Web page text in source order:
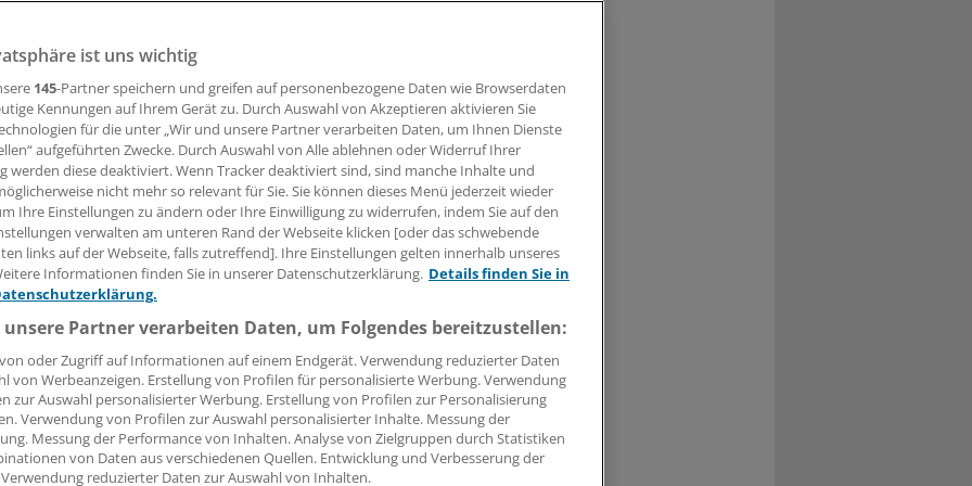
vermehrt und machen den Einwohnern dort das Leben schwer.
16:29 Uhr
eine Firma bis vor kurzem Blutegel aufgekauft. Viele Leute zogen die
ihrem Garten, um sie dem Unternehmen zu verkaufen. Doch musste
angemeldete Firma vor einem Monat schließen.
immer mehr Blutegel in Teichen und Tümpeln entdeckt, wie das
"VietnamNet" am Mittwoch berichtete. Das Volkskomitee tue alles,
zu werden, berichteten Zeitungen.
ist uns wichtig
145-Partner speichern und greifen auf personenbezogene Daten wie Browserdaten
Kennungen auf Ihrem Gerät zu. Durch Auswahl von Akzeptieren aktivieren Sie
für die unter „Wir und unsere Partner verarbeiten Daten, um Ihnen Dienste
aufgeführten Zwecke. Durch Auswahl von Alle ablehnen oder Widerruf Ihrer
werden diese deaktiviert. Wenn Tracker deaktiviert sind, sind manche Inhalte und
nicht mehr so relevant für Sie. Sie können dieses Menü jederzeit wieder
Ihre Einstellungen zu ändern oder Ihre Einwilligung zu widerrufen, indem Sie auf den
verwalten am unteren Rand der Webseite klicken [oder das schwebende
links auf der Webseite, falls zutreffend]. Ihre Einstellungen gelten innerhalb unseres
Informationen finden Sie in unserer Datenschutzerklärung. Details finden Sie in
Partner verarbeiten Daten, um Folgendes bereitzustellen:
oder Zugriff auf Informationen auf einem Endgerät. Verwendung reduzierter Daten
von Werbeanzeigen. Erstellung von Profilen für personalisierte Werbung. Verwendung
zur Auswahl personalisierter Werbung. Erstellung von Profilen zur Personalisierung
Verwendung von Profilen zur Auswahl personalisierter Inhalte. Messung der
Messung der Performance von Inhalten. Analyse von Zielgruppen durch Statistiken
von Daten aus verschiedenen Quellen. Entwicklung und Verbesserung der
reduzierter Daten zur Auswahl von Inhalten.